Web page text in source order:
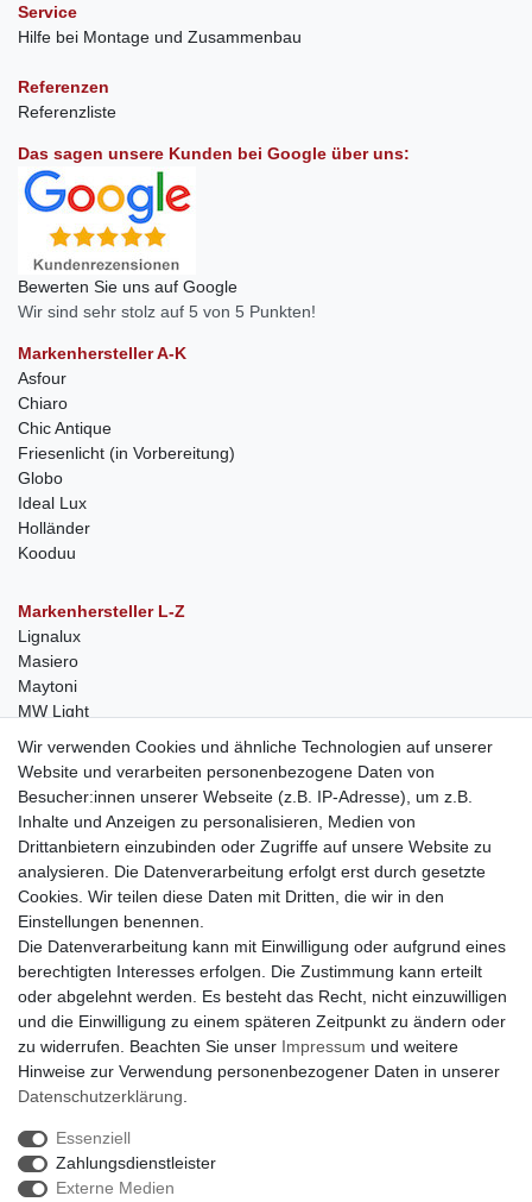
Service
Hilfe bei Montage und Zusammenbau
Referenzen
Referenzliste
Das sagen unsere Kunden bei Google über uns:
Bewerten Sie uns auf Google
Wir sind sehr stolz auf 5 von 5 Punkten!
Markenhersteller A-K
Asfour
Chiaro
Chic Antique
Friesenlicht (in Vorbereitung)
Globo
Ideal Lux
Holländer
Kooduu
Markenhersteller L-Z
Lignalux
Masiero
Maytoni
MW Light
Anfragen von Herstellern
Sie sind Lampen-Hersteller und suchen einen Vertriebspartner in
der Schweiz?
Kontaktieren Sie uns per Mail:Herstelleranfrage Vertrieb
Schweiz
Newsletter
Newsletter
Hiermit bestätige ich, dass ich dieDaten­schutz­erklärunggelesen habe. Meine
Einwilligung kann ich jederzeit widerrufen.**
Wir verwenden Cookies und ähnliche Technologien auf unserer
Website und verarbeiten personenbezogene Daten von
Besucher:innen unserer Webseite (z.B. IP-Adresse), um z.B.
Inhalte und Anzeigen zu personalisieren, Medien von
Drittanbietern einzubinden oder Zugriffe auf unsere Website zu
analysieren. Die Datenverarbeitung erfolgt erst durch gesetzte
Cookies. Wir teilen diese Daten mit Dritten, die wir in den
Einstellungen benennen.
Die Datenverarbeitung kann mit Einwilligung oder aufgrund eines
berechtigten Interesses erfolgen. Die Zustimmung kann erteilt
oder abgelehnt werden. Es besteht das Recht, nicht einzuwilligen
und die Einwilligung zu einem späteren Zeitpunkt zu ändern oder
zu widerrufen. Beachten Sie unser Impressum und weitere
Hinweise zur Verwendung personenbezogener Daten in unserer
Daten­schutz­erklärung
Essenziell
Zahlungsdienstleister
Externe Medien